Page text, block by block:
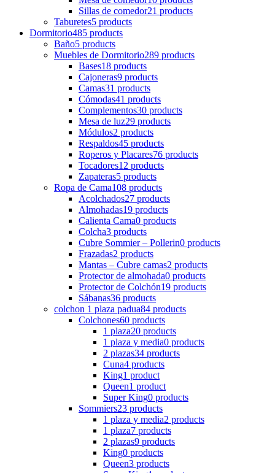
Sillas de comedor21 products
Taburetes5 products
Dormitorio485 products
Baño5 products
Muebles de Dormitorio289 products
Bases18 products
Cajoneras9 products
Camas31 products
Cómodas41 products
Complementos30 products
Mesa de luz29 products
Módulos2 products
Respaldos45 products
Roperos y Placares76 products
Tocadores12 products
Zapateras5 products
Ropa de Cama108 products
Acolchados27 products
Almohadas19 products
Calienta Cama0 products
Colcha3 products
Cubre Sommier – Pollerin0 products
Frazadas2 products
Mantas – Cubre camas2 products
Protector de almohada0 products
Protector de Colchón19 products
Sábanas36 products
colchon 1 plaza padua84 products
Colchones60 products
1 plaza20 products
1 plaza y media0 products
2 plazas34 products
Cuna4 products
King1 product
Queen1 product
Super King0 products
Sommiers23 products
1 plaza y media2 products
1 plaza7 products
2 plazas9 products
King0 products
Queen3 products